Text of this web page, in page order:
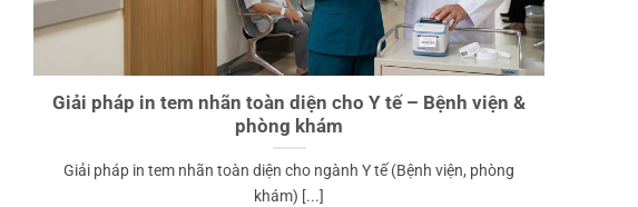
Giải pháp in tem nhãn toàn diện cho Y tế – Bệnh viện &
phòng khám
Giải pháp in tem nhãn toàn diện cho ngành Y tế (Bệnh viện, phòng
khám) [...]